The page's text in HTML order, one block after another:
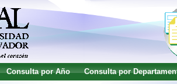
Consulta por Año
Consulta por